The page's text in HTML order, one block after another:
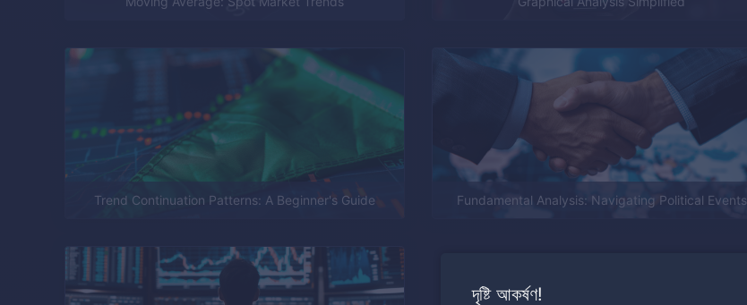
Trend Continuation Patterns: A Beginner's Guide Fundamental Analysis: Navigating Political Events
দৃষ্টি আকর্ষণ!